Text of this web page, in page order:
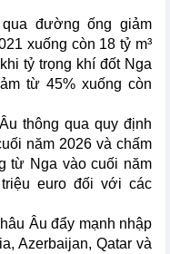
đường ống giảm
xuống còn 18 tỷ m³
tỷ trọng khí đốt Nga
từ 45% xuống còn
thông qua quy định
năm 2026 và chấm
từ Nga vào cuối năm
euro đối với các
Âu đẩy mạnh nhập
Azerbaijan, Qatar và